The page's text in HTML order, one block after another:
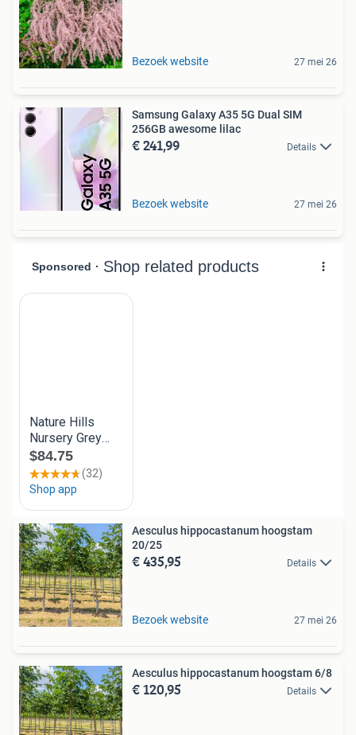
Bezoek website 27 mei 26
Samsung Galaxy A35 5G Dual SIM
256GB awesome lilac
€ 241,99 Details
Bezoek website 27 mei 26
Aesculus hippocastanum hoogstam
20/25
€ 435,95 Details
Bezoek website 27 mei 26
Aesculus hippocastanum hoogstam 6/8
€ 120,95 Details